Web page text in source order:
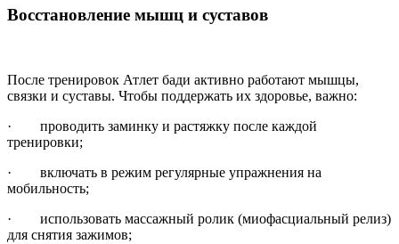
Восстановление мышц и суставов
После тренировок Атлет бади активно работают мышцы,
связки и суставы. Чтобы поддержать их здоровье, важно:
· проводить заминку и растяжку после каждой
тренировки;
· включать в режим регулярные упражнения на
мобильность;
· использовать массажный ролик (миофасциальный релиз)
для снятия зажимов;